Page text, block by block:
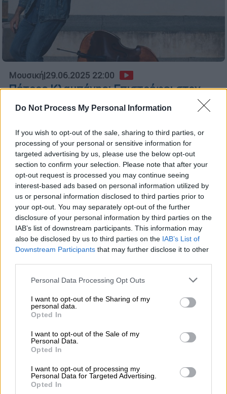
Do Not Process My Personal Information
If you wish to opt-out of the sale, sharing to third parties, or
processing of your personal or sensitive information for
targeted advertising by us, please use the below opt-out
section to confirm your selection. Please note that after your
opt-out request is processed you may continue seeing
interest-based ads based on personal information utilized by
us or personal information disclosed to third parties prior to
your opt-out. You may separately opt-out of the further
disclosure of your personal information by third parties on the
IAB’s list of downstream participants. This information may
also be disclosed by us to third parties on the IAB’s List of
Downstream Participants that may further disclose it to other
Please note that this website/app uses one or more Google
not limited to your visit or usage behaviour. You may click to
grant or deny consent to Google and its third-party tags to
use your data for below specified purposes in below Google
consent section.
Personal Data Processing Opt Outs
I want to opt-out of the Sharing of my
personal data.
Opted In
I want to opt-out of the Sale of my
Personal Data.
Opted In
I want to opt-out of processing my
Personal Data for Targeted Advertising.
Opted In
Μουσική|29.06.2025 22:00
Πέτρος Κλαμπάνης: Eπιστρέφει στον
Κήπο του Μεγάρου και παρουσιάζει ένα
ξεχωριστό αφιέρωμα στον Miles Davis
Ο διεθνώς αναγνωρισμένος μπασίστας
επιχειρεί μια φρέσκια προσέγγιση στο έργο
του θρυλικού τρομπετίστα, με το μπάσο
στον ρόλο του αφηγητή
Μουσική
Πλησιάζει η μεγάλη συναυλία του
Kamasi Washington